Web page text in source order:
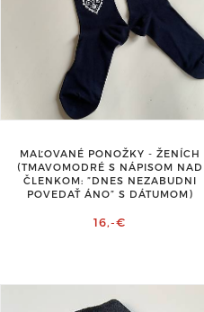
MAĽOVANÉ PONOŽKY - ŽENÍCH
(TMAVOMODRÉ S NÁPISOM NAD
ČLENKOM: ”DNES NEZABUDNI
POVEDAŤ ÁNO” S DÁTUMOM)
16,-€